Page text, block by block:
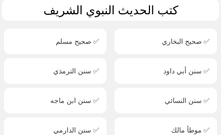
كتب الحديث النبوي الشريف
✅ صحيح البخاري ✅ صحيح مسلم
✅ سنن أبي داود ✅ سنن الترمذي
✅ سنن النسائي ✅ سنن ابن ماجه
✅ موطأ مالك ✅ سنن الدارمي